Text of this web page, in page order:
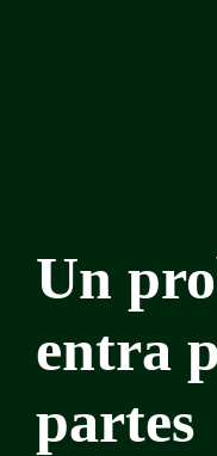
Un
entra
partes